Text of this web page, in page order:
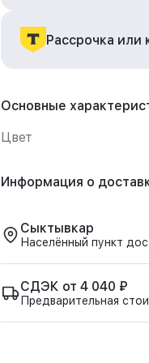
Рассрочка или
Основные
Цвет
Информация о
Сыктывкар
Населённый пункт
СДЭК от 4 040 ₽
Предварительная